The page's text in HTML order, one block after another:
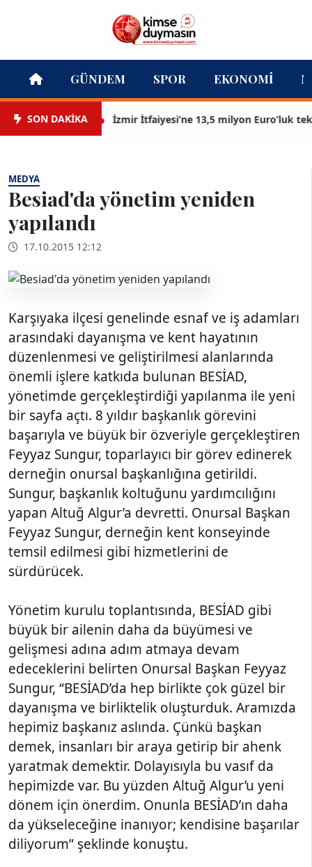
GÜNDEM SPOR EKONOMI
SON DAKİKA İzmir İtfaiyesi’ne 13,5 milyon Euro’luk
MEDYA
Besiad'da yönetim yeniden
yapılandı
17.10.2015 12:12
Karşıyaka ilçesi genelinde esnaf ve iş adamları
arasındaki dayanışma ve kent hayatının
düzenlenmesi ve geliştirilmesi alanlarında
önemli işlere katkıda bulunan BESİAD,
yönetimde gerçekleştirdiği yapılanma ile yeni
bir sayfa açtı. 8 yıldır başkanlık görevini
başarıyla ve büyük bir özveriyle gerçekleştiren
Feyyaz Sungur, toparlayıcı bir görev edinerek
derneğin onursal başkanlığına getirildi.
Sungur, başkanlık koltuğunu yardımcılığını
yapan Altuğ Algur’a devretti. Onursal Başkan
Feyyaz Sungur, derneğin kent konseyinde
temsil edilmesi gibi hizmetlerini de
sürdürücek.
Yönetim kurulu toplantısında, BESİAD gibi
büyük bir ailenin daha da büyümesi ve
gelişmesi adına adım atmaya devam
edeceklerini belirten Onursal Başkan Feyyaz
Sungur, “BESİAD’da hep birlikte çok güzel bir
dayanışma ve birliktelik oluşturduk. Aramızda
hepimiz başkanız aslında. Çünkü başkan
demek, insanları bir araya getirip bir ahenk
yaratmak demektir. Dolayısıyla bu vasıf da
hepimizde var. Bu yüzden Altuğ Algur’u yeni
dönem için önerdim. Onunla BESİAD’ın daha
da yükseleceğine inanıyor; kendisine başarılar
diliyorum” şeklinde konuştu.